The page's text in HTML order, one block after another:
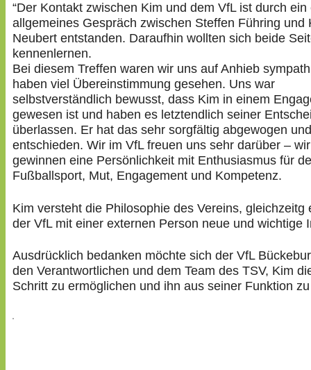
“Der Kontakt zwischen Kim und dem VfL ist durch ein
allgemeines Gespräch zwischen Steffen Führing und
Neubert entstanden. Daraufhin wollten sich beide
kennenlernen.
Bei diesem Treffen waren wir uns auf Anhieb
haben viel Übereinstimmung gesehen. Uns war
selbstverständlich bewusst, dass Kim in einem
gewesen ist und haben es letztendlich seiner
überlassen. Er hat das sehr sorgfältig abgewogen
entschieden. Wir im VfL freuen uns sehr darüber – wir
gewinnen eine Persönlichkeit mit Enthusiasmus für
Fußballsport, Mut, Engagement und Kompetenz.
Kim versteht die Philosophie des Vereins, gleichzeitg
der VfL mit einer externen Person neue und wichtige
Ausdrücklich bedanken möchte sich der VfL
den Verantwortlichen und dem Team des TSV, Kim
Schritt zu ermöglichen und ihn aus seiner Funktion